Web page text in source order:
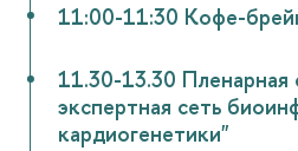
11:00-11:30 Кофе-
11.30-13.30 Пленарная
экспертная сеть
кардиогенетики"